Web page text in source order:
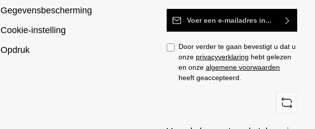
E-mailadres*
Door verder te gaan bevestigt u dat u
onze privacyverklaring hebt gelezen
en onze algemene voorwaarden
heeft geaccepteerd.
Gegevensbescherming
Cookie-instelling
Opdruk